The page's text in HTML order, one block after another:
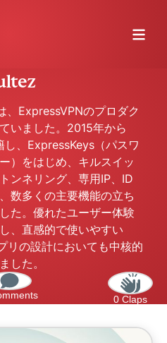
、ExpressVPNのプロダク
いました。2015年から
、ExpressKeys（パスワ
）をはじめ、キルスイッ
ンネリング、専用IP、ID
数多くの主要機能の立ち
た。優れたユーザー体験
、直感的で使いやすい
リの設計においても中核的
した。
0 Claps